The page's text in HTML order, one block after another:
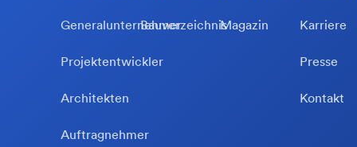
Generalunternehmer
Projektentwickler
Architekten
Auftragnehmer
BauverzeichnisMagazin Karriere
Presse
Kontakt